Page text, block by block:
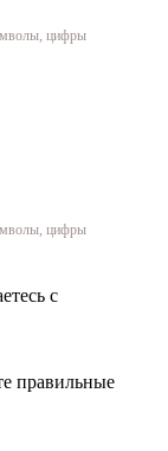
цифры
цифры
с
правильные